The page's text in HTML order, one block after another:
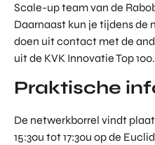
Scale-up team van de
Daarnaast kun je tijdens de
doen uit contact met de
uit de KVK Innovatie Top 100.
Praktische
De netwerkborrel vindt
15:30u tot 17:30u op de
STUUR ONS EEN
BEL ONS